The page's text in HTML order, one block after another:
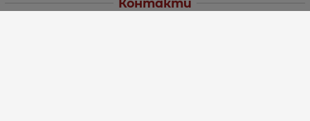
Контакти